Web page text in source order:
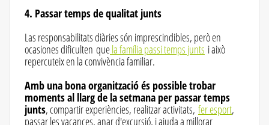
4. Passar temps de qualitat junts
Las responsabilitats diàries són imprescindibles, però en
ocasiones dificulten quela família passi temps junts i això
repercuteix en la convivència familiar.
Amb una bona organització és possible trobar
moments al llarg de la setmana per passar temps
junts, compartir experiències, realitzar activitats, fer esport,
passar les vacances, anar d'excursió, i ajuda a millorar